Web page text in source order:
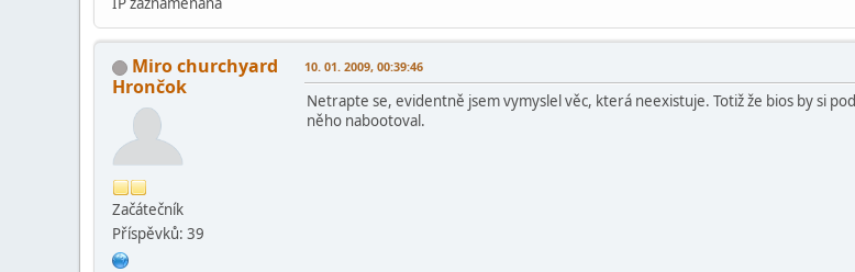
Miro churchyard
Hrončok
Začátečník
Příspěvků: 39
10. 01. 2009, 00:39:46
Netrapte se, evidentně jsem vymyslel věc, která neexistuje. Totiž že bios by si
něho nabootoval.